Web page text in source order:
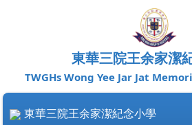
東華三院王余家潔紀
TWGHs Wong Yee Jar Jat Memorial
東華三院王余家潔紀念小學